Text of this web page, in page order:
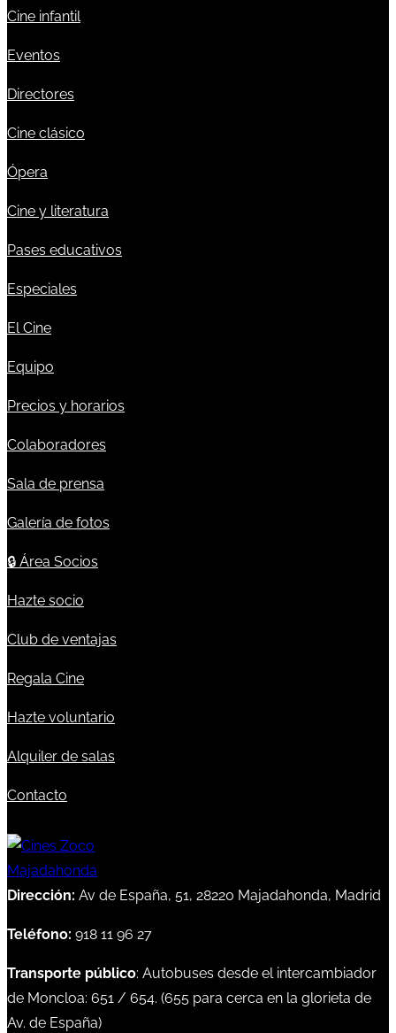
Cine infantil
Eventos
Directores
Cine clásico
Ópera
Cine y literatura
Pases educativos
Especiales
El Cine
Equipo
Precios y horarios
Colaboradores
Sala de prensa
Galería de fotos
🔒 Área Socios
Hazte socio
Club de ventajas
Regala Cine
Hazte voluntario
Alquiler de salas
Contacto
Dirección: Av de España, 51, 28220 Majadahonda, Madrid
Teléfono: 918 11 96 27
Transporte público: Autobuses desde el intercambiador
de Moncloa: 651 / 654. (655 para cerca en la glorieta de
Av. de España)